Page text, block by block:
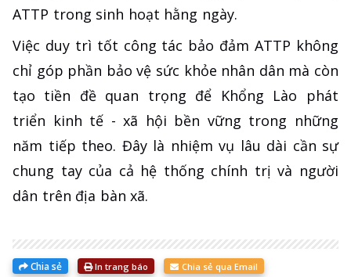
ATTP trong sinh hoạt hằng ngày.
Việc duy trì tốt công tác bảo đảm ATTP không
chỉ góp phần bảo vệ sức khỏe nhân dân mà còn
tạo tiền đề quan trọng để Khổng Lào phát
triển kinh tế - xã hội bền vững trong những
năm tiếp theo. Đây là nhiệm vụ lâu dài cần sự
chung tay của cả hệ thống chính trị và người
dân trên địa bàn xã.
Chia sẻ In trang báo Chia sẻ qua Email